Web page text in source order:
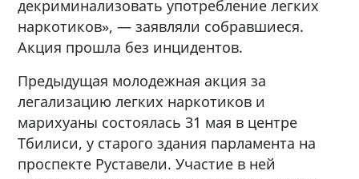
декриминализовать употребление легких
наркотиков», — заявляли собравшиеся.
Акция прошла без инцидентов.
Предыдущая молодежная акция за
легализацию легких наркотиков и
марихуаны состоялась 31 мая в центре
Тбилиси, у старого здания парламента на
проспекте Руставели. Участие в ней